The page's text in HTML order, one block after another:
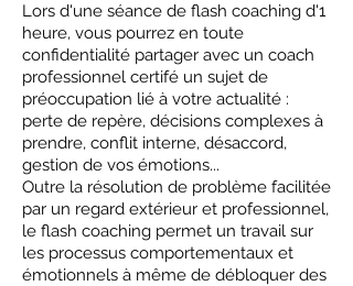
Lors d'une séance de flash coaching d'1
heure, vous pourrez en toute
confidentialité partager avec un coach
professionnel certifé un sujet de
préoccupation lié à votre actualité :
perte de repère, décisions complexes à
prendre, conflit interne, désaccord,
gestion de vos émotions...
Outre la résolution de problème facilitée
par un regard extérieur et professionnel,
le flash coaching permet un travail sur
les processus comportementaux et
émotionnels à même de débloquer des